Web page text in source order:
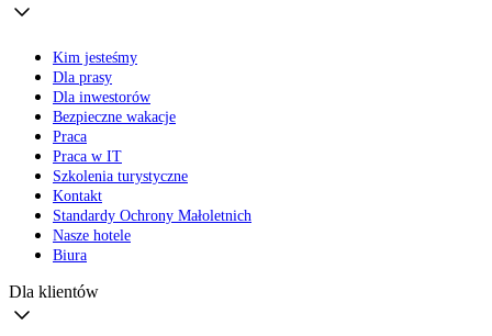
Kim jesteśmy
Dla prasy
Dla inwestorów
Bezpieczne wakacje
Praca
Praca w IT
Szkolenia turystyczne
Kontakt
Standardy Ochrony Małoletnich
Nasze hotele
Biura
Dla klientów